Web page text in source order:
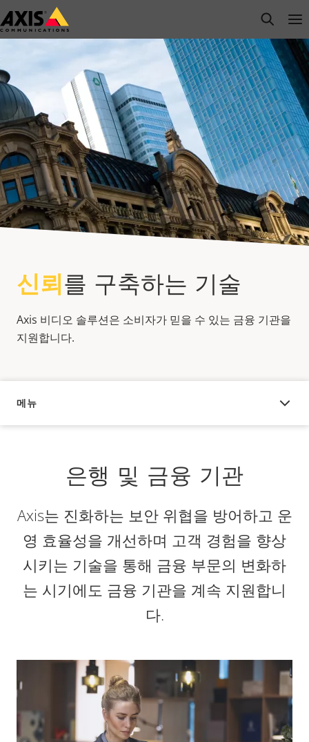
주
요
으
로
건
너
뛰
기
open
신뢰 를 구축하는 기술
Axis 비디오 솔루션은 소비자가 믿을 수 있는 금융 기관을
지원합니다.
메뉴
오버뷰
은행 및 금융 기관
Axis는 진화하는 보안 위협을 방어하고 운
영 효율성을 개선하며 고객 경험을 향상
시키는 기술을 통해 금융 부문의 변화하
는 시기에도 금융 기관을 계속 지원합니
다.